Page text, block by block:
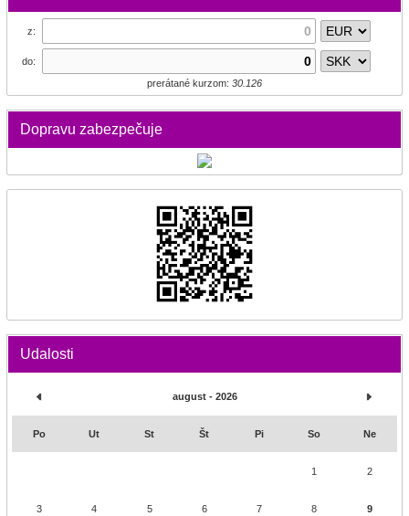
z:
do:
prerátané kurzom: 30.126
Dopravu zabezpečuje
Udalosti
august - 2026
Po Ut St Št Pi So Ne
1 2
3 4 5 6 7 8 9